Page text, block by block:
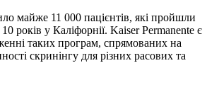
майже 11 000 пацієнтів, які пройшли
років у Каліфорнії. Kaiser Permanente є
таких програм, спрямованих на
скринінгу для різних расових та